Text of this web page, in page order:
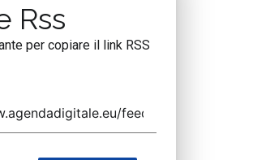
Rss
per copiare il link RSS